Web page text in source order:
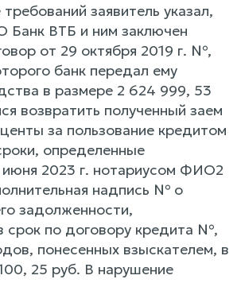
заявитель указал,
ВТБ и ним заключен
от 29 октября 2019 г. №,
банк передал ему
в размере 2 624 999, 53
возвратить полученный заем
за пользование кредитом
определенные
2023 г. нотариусом ФИО2
надпись № о
задолженности,
срок по договору кредита №,
понесенных взыскателем, в
25 руб. В нарушение